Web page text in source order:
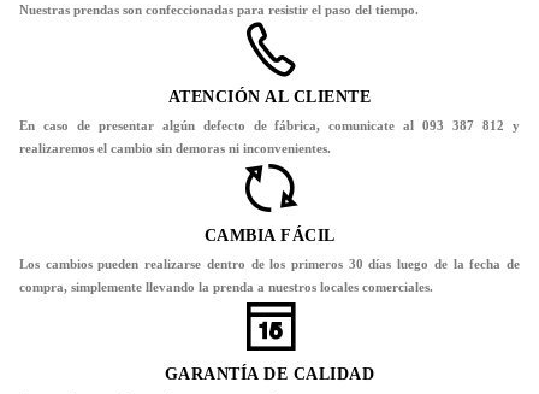
Nuestras prendas son confeccionadas para resistir el paso del tiempo.
ATENCIÓN AL CLIENTE
En caso de presentar algún defecto de fábrica, comunicate al 093 387 812 y
realizaremos el cambio sin demoras ni inconvenientes.
CAMBIA FÁCIL
Los cambios pueden realizarse dentro de los primeros 30 días luego de la fecha de
compra, simplemente llevando la prenda a nuestros locales comerciales.
GARANTÍA DE CALIDAD